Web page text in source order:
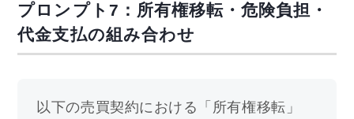
プロンプト7：所有権移転・危険負担・
代金支払の組み合わせ
以下の売買契約における「所有権移転」